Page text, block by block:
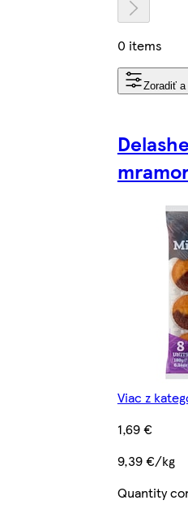
0 items
Zoradiť
Viac z
1,69 €
9,39 €/kg
Quantity